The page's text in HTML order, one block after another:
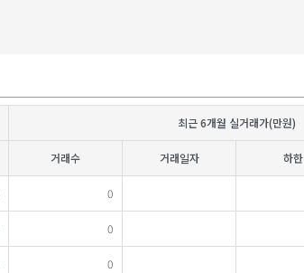
최근 6개월 실거래가(만원)
거래수 거래일자 하한
0
0
0